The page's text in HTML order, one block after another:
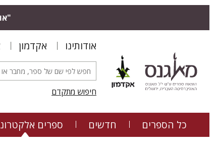
אודותינו אקדמון
חיפוש מתקדם
כל הספרים חדשים ספרים